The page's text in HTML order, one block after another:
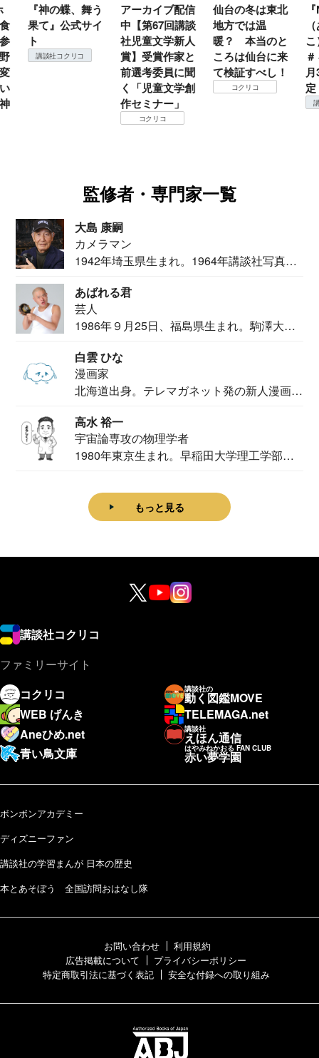
『神の蝶、舞う
果て』公式サイ
ト
講談社コクリコ
アーカイブ配信
中【第67回講談
社児童文学新人
賞】受賞作家と
前選考委員に聞
く「児童文学創
作セミナー」
コクリコ
仙台の冬は東北
地方では温
暖？ 本当のと
ころは仙台に来
て検証すべし！
コクリコ
監修者・専門家一覧
大島 康嗣
カメラマン
1942年埼玉県生まれ。1964年講談社写真部
あばれる君
芸人
1986年９月25日、福島県生まれ。駒澤大学
白雲 ひな
漫画家
北海道出身。テレマガネット発の新人漫画
高水 裕一
宇宙論専攻の物理学者
1980年東京生まれ。早稲田大学理工学部物
もっと見る
講談社コクリコ
ファミリーサイト
コクリコ
講談社の
動く図鑑MOVE
WEB げんき
TELEMAGA.net
Aneひめ.net
講談社
えほん通信
青い鳥文庫
はやみねかおる FAN CLUB
赤い夢学園
ボンボンアカデミー
ディズニーファン
講談社の学習まんが 日本の歴史
本とあそぼう 全国訪問おはなし隊
お問い合わせ
利用規約
広告掲載について
プライバシーポリシー
特定商取引法に基づく表記
安全な付録への取り組み